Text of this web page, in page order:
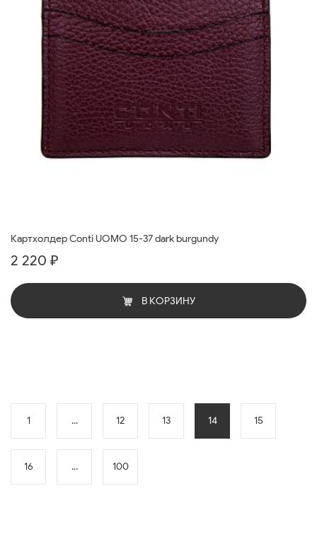
Картхолдер Conti UOMO 15-37 dark burgundy
2 220 ₽
В КОРЗИНУ
1 ... 12 13 14 15
16 ... 100